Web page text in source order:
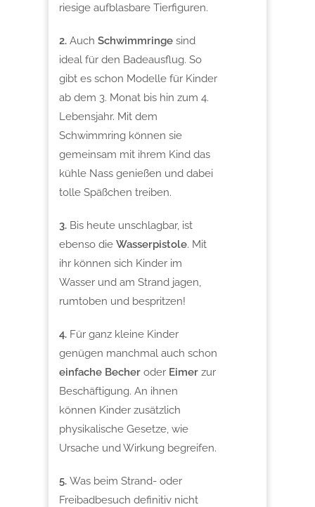
riesige aufblasbare Tierfiguren.
2. Auch Schwimmringe sind
ideal für den Badeausflug. So
gibt es schon Modelle für Kinder
ab dem 3. Monat bis hin zum 4.
Lebensjahr. Mit dem
Schwimmring können sie
gemeinsam mit ihrem Kind das
kühle Nass genießen und dabei
tolle Späßchen treiben.
3. Bis heute unschlagbar, ist
ebenso die Wasserpistole. Mit
ihr können sich Kinder im
Wasser und am Strand jagen,
rumtoben und bespritzen!
4. Für ganz kleine Kinder
genügen manchmal auch schon
einfache Becher oder Eimer zur
Beschäftigung. An ihnen
können Kinder zusätzlich
physikalische Gesetze, wie
Ursache und Wirkung begreifen.
5. Was beim Strand- oder
Freibadbesuch definitiv nicht